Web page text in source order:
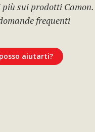
più sui prodotti Camon.
frequenti
aiutarti?